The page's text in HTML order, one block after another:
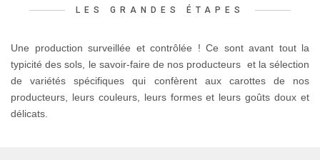
LES GRANDES ÉTAPES
Une production surveillée et contrôlée ! Ce sont avant tout la
typicité des sols, le savoir-faire de nos producteurs et la sélection
de variétés spécifiques qui confèrent aux carottes de nos
producteurs, leurs couleurs, leurs formes et leurs goûts doux et
délicats.